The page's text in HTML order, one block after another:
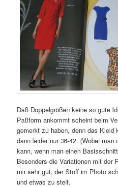
Daß Doppelgrößen keine so gute
Paßform ankommt scheint beim
gemerkt zu haben, denn das Kleid
dann leider nur 36-42. (Wobei
kann, wenn man einen
Besonders die Variationen mit der
mir sehr gut, der Stoff im Photo
und etwas zu steif.